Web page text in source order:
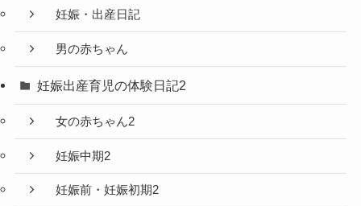
妊娠・出産日記
男の赤ちゃん
妊娠出産育児の体験日記2
女の赤ちゃん2
妊娠中期2
妊娠前・妊娠初期2